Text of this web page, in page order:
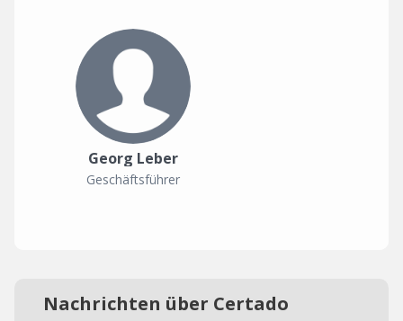
Georg Leber
Geschäftsführer
Nachrichten über Certado